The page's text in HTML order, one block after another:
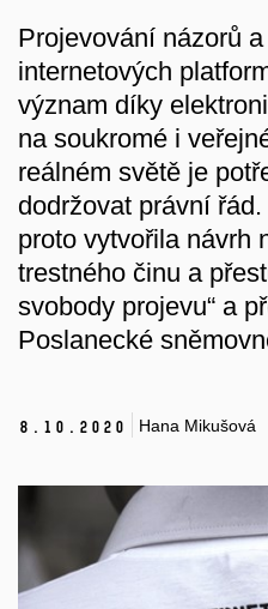
Projevování názorů
internetových
význam díky
na soukromé i
reálném světě je
dodržovat právní
proto vytvořila návrh
trestného činu a
svobody projevu“ a
Poslanecké
8. 10. 2020 Hana Mikušová